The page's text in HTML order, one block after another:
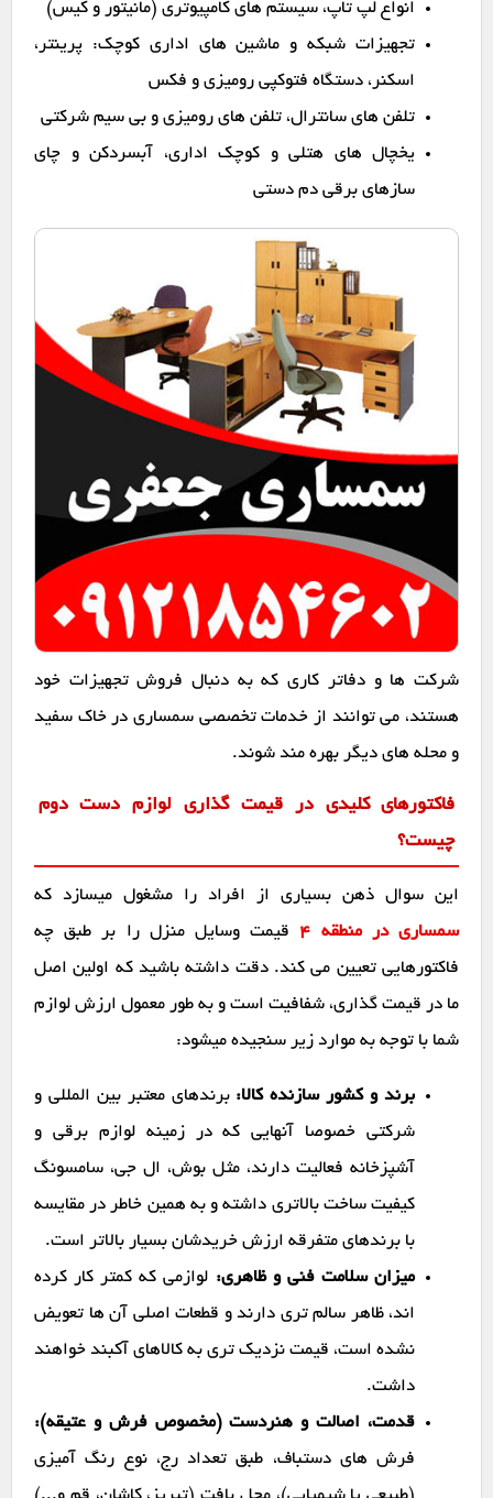
انواع لپ تاپ، سیستم های کامپیوتری (مانیتور و کیس)
تجهیزات شبکه و ماشین های اداری کوچک: پرینتر،
اسکنر، دستگاه فتوکپی رومیزی و فکس
تلفن های سانترال، تلفن های رومیزی و بی سیم شرکتی
یخچال های هتلی و کوچک اداری، آبسردکن و چای
سازهای برقی دم دستی
شرکت ها و دفاتر کاری که به دنبال فروش تجهیزات خود
هستند، می توانند از خدمات تخصصی سمساری در خاک سفید
و محله های دیگر بهره مند شوند.
فاکتورهای کلیدی در قیمت گذاری لوازم دست دوم
چیست؟
این سوال ذهن بسیاری از افراد را مشغول میسازد که
سمساری در منطقه 4
قیمت وسایل منزل را بر طبق چه
فاکتورهایی تعیین می کند. دقت داشته باشید که اولین اصل
ما در قیمت گذاری، شفافیت است و به طور معمول ارزش لوازم
شما با توجه به موارد زیر سنجیده میشود:
برند و کشور سازنده کالا: برندهای معتبر بین المللی و
شرکتی خصوصا آنهایی که در زمینه لوازم برقی و
آشپزخانه فعالیت دارند، مثل بوش، ال جی، سامسونگ
کیفیت ساخت بالاتری داشته و به همین خاطر در مقایسه
با برندهای متفرقه ارزش خریدشان بسیار بالاتر است.
میزان سلامت فنی و ظاهری: لوازمی که کمتر کار کرده
اند، ظاهر سالم تری دارند و قطعات اصلی آن ها تعویض
نشده است، قیمت نزدیک تری به کالاهای آکبند خواهند
داشت.
قدمت، اصالت و هنردست (مخصوص فرش و عتیقه):
فرش های دستباف، طبق تعداد رج، نوع رنگ آمیزی